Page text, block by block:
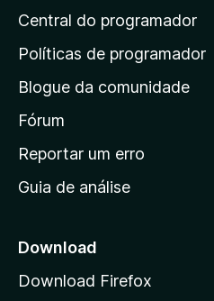
g
i
a
i
n
c
a
d
Central do programador
Políticas de programador
Blogue da comunidade
Fórum
Reportar um erro
Guia de análise
Download
Download Firefox